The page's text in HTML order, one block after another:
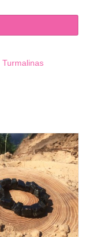
Turmalinas